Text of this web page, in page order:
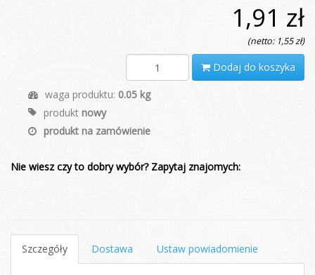
1,91 zł
(netto: 1,55 zł)
Dodaj do koszyka
waga produktu: 0.05 kg
produkt nowy
produkt na zamówienie
Nie wiesz czy to dobry wybór? Zapytaj znajomych:
Szczegóły Dostawa Ustaw powiadomienie